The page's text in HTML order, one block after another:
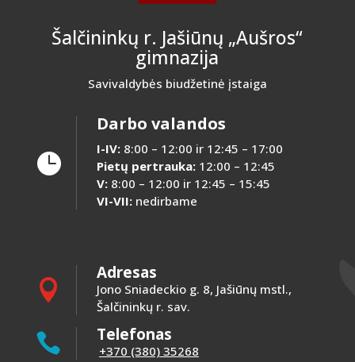
Šalčininkų r. Jašiūnų „Aušros“
gimnazija
Savivaldybės biudžetinė įstaiga

Darbo valandos
I-IV:8:00 – 12:00 ir 12:45 – 17:00
Pietų pertrauka:12:00 – 12:45
V:8:00 – 12:00 ir 12:45 – 15:45
VI-VII:nedirbame

Adresas
Jono Sniadeckio g. 8, Jašiūnų mstl.,
Šalčininkų r. sav.
 Telefonas
+370 (380) 35268